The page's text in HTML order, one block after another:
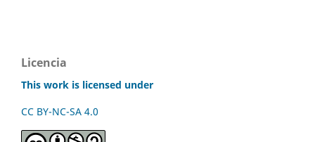
Licencia
This work is licensed under
CC BY-NC-SA 4.0